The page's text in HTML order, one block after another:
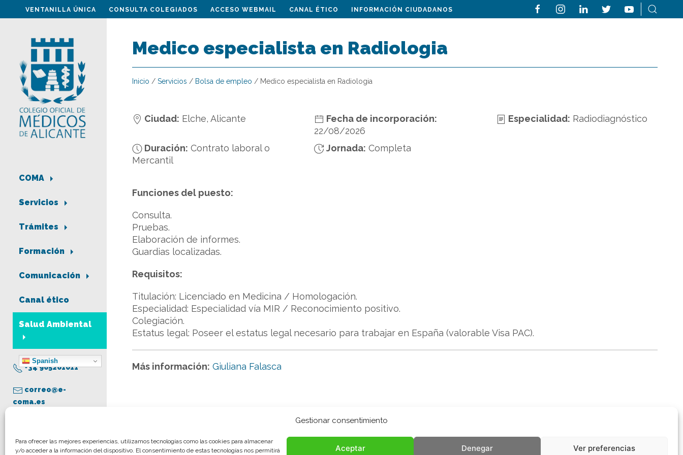
Gestionar consentimiento
Para ofrecer las mejores experiencias, utilizamos tecnologías como las cookies para almacenar
y/o acceder a la información del dispositivo. El consentimiento de estas tecnologías nos permitirá
Aceptar Denegar Ver preferencias
VENTANILLA ÚNICA CONSULTA COLEGIADOS ACCESO WEBMAIL CANAL ÉTICO INFORMACIÓN CIUDADANOS
COMA
Servicios
Trámites
Formación
Comunicación
Canal ético
Salud Ambiental
Spanish
+34 965261011
correo@e-
coma.es
Aviso legal
Medico especialista en Radiologia
Inicio / Servicios / Bolsa de empleo / Medico especialista en Radiologia
Ciudad: Elche, Alicante
Fecha de incorporación:
22/08/2026
Especialidad: Radiodiagnóstico
Duración: Contrato laboral o
Mercantil
Jornada: Completa
Funciones del puesto:
Consulta.
Pruebas.
Elaboración de informes.
Guardias localizadas.
Requisitos:
Titulación: Licenciado en Medicina / Homologación.
Especialidad: Especialidad vía MIR / Reconocimiento positivo.
Colegiación.
Estatus legal: Poseer el estatus legal necesario para trabajar en España (valorable Visa PAC).
Más información: Giuliana Falasca